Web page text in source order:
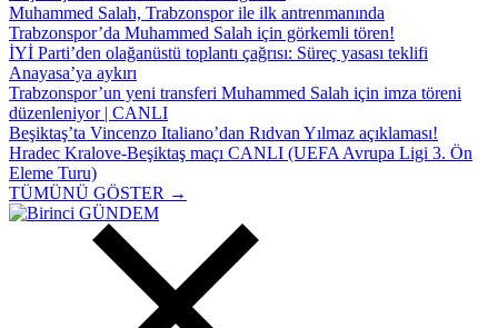
Muhammed Salah, Trabzonspor ile ilk antrenmanında
Trabzonspor’da Muhammed Salah için görkemli tören!
İYİ Parti’den olağanüstü toplantı çağrısı: Süreç yasası teklifi
Anayasa’ya aykırı
Trabzonspor’un yeni transferi Muhammed Salah için imza töreni
düzenleniyor | CANLI
Beşiktaş’ta Vincenzo Italiano’dan Rıdvan Yılmaz açıklaması!
Hradec Kralove-Beşiktaş maçı CANLI (UEFA Avrupa Ligi 3. Ön
Eleme Turu)
TÜMÜNÜ GÖSTER →